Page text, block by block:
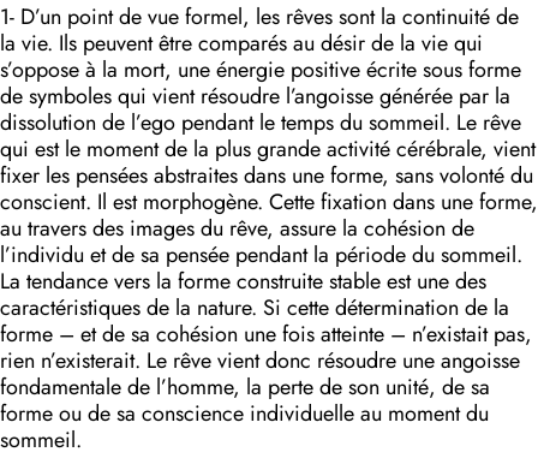
1- D’un point de vue formel, les rêves sont la continuité de
la vie. Ils peuvent être comparés au désir de la vie qui
s’oppose à la mort, une énergie positive écrite sous forme
de symboles qui vient résoudre l’angoisse générée par la
dissolution de l’ego pendant le temps du sommeil. Le rêve
qui est le moment de la plus grande activité cérébrale, vient
fixer les pensées abstraites dans une forme, sans volonté du
conscient. Il est morphogène. Cette fixation dans une forme,
au travers des images du rêve, assure la cohésion de
l’individu et de sa pensée pendant la période du sommeil.
La tendance vers la forme construite stable est une des
caractéristiques de la nature. Si cette détermination de la
forme – et de sa cohésion une fois atteinte – n’existait pas,
rien n’existerait. Le rêve vient donc résoudre une angoisse
fonda­mentale de l’homme, la perte de son unité, de sa
forme ou de sa conscience individuelle au moment du
sommeil.